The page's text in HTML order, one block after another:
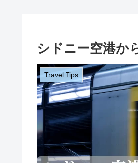
シドニー空港か
Travel Tips